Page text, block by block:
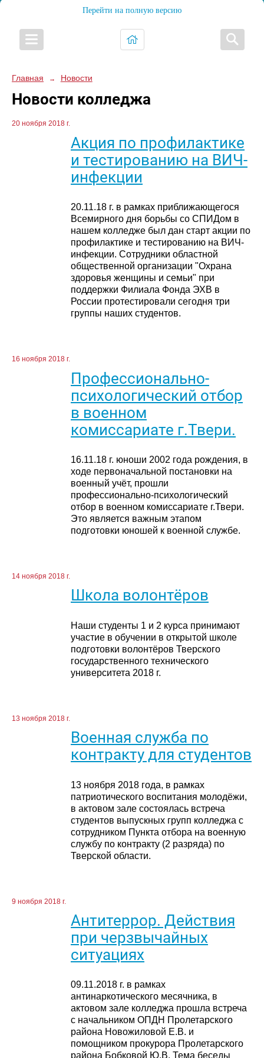
Перейти на полную версию
Главная → Новости
Новости колледжа
20 ноября 2018 г.
Акция по профилактике
и тестированию на ВИЧ-
инфекции
20.11.18 г. в рамках приближающегося
Всемирного дня борьбы со СПИДом в
нашем колледже был дан старт акции по
профилактике и тестированию на ВИЧ-
инфекции. Сотрудники областной
общественной организации "Охрана
здоровья женщины и семьи" при
поддержки Филиала Фонда ЭХВ в
России протестировали сегодня три
группы наших студентов.
16 ноября 2018 г.
Профессионально-
психологический отбор
в военном
комиссариате г.Твери.
16.11.18 г. юноши 2002 года рождения, в
ходе первоначальной постановки на
военный учёт, прошли
профессионально-психологический
отбор в военном комиссариате г.Твери.
Это является важным этапом
подготовки юношей к военной службе.
14 ноября 2018 г.
Школа волонтёров
Наши студенты 1 и 2 курса принимают
участие в обучении в открытой школе
подготовки волонтёров Тверского
государственного технического
университета 2018 г.
13 ноября 2018 г.
Военная служба по
контракту для студентов
13 ноября 2018 года, в рамках
патриотического воспитания молодёжи,
в актовом зале состоялась встреча
студентов выпускных групп колледжа с
сотрудником Пункта отбора на военную
службу по контракту (2 разряда) по
Тверской области.
9 ноября 2018 г.
Антитеррор. Действия
при черзвычайных
ситуациях
09.11.2018 г. в рамках
антинаркотического месячника, в
актовом зале колледжа прошла встреча
с начальником ОПДН Пролетарского
района Новожиловой Е.В. и
помощником прокурора Пролетарского
района Бобковой Ю.В. Тема беседы